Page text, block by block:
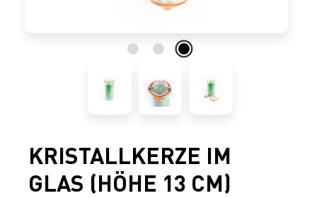
KRISTALLKERZE IM
GLAS (HÖHE 13 CM)